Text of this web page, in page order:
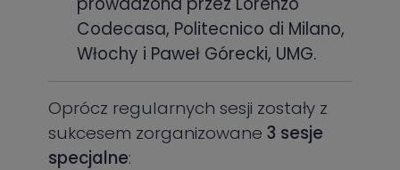
Codecasa, Politecnico di Milano,
Włochy i Paweł Górecki, UMG.
Oprócz regularnych sesji zostały z
sukcesem zorganizowane3 sesje
specjalne: